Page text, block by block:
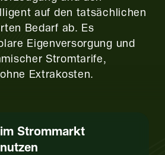
auf den tatsächlichen
Bedarf ab. Es
Eigenversorgung und
Stromtarife,
Extrakosten.
Strommarkt